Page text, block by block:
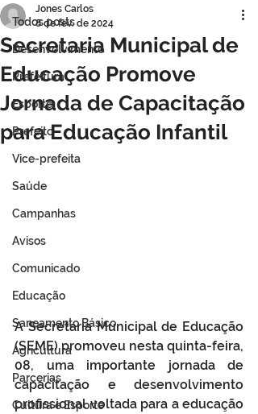
Todos posts
Desenvolvimento
Prefeitura
Esporte
Prefeito
Vice-prefeita
Saúde
Campanhas
Avisos
Comunicado
Educação
Saneamento Básico
Agricultura
Parcerias
Cultura e Esporte
Secretaria Municipal de
Educação Promove
Jornada de Capacitação
para Educação Infantil
Jones Carlos
8 de fev. de 2024
A Secretaria Municipal de Educação
(SEME) promoveu nesta quinta-feira,
08, uma importante jornada de
capacitação e desenvolvimento
profissional voltada para a educação